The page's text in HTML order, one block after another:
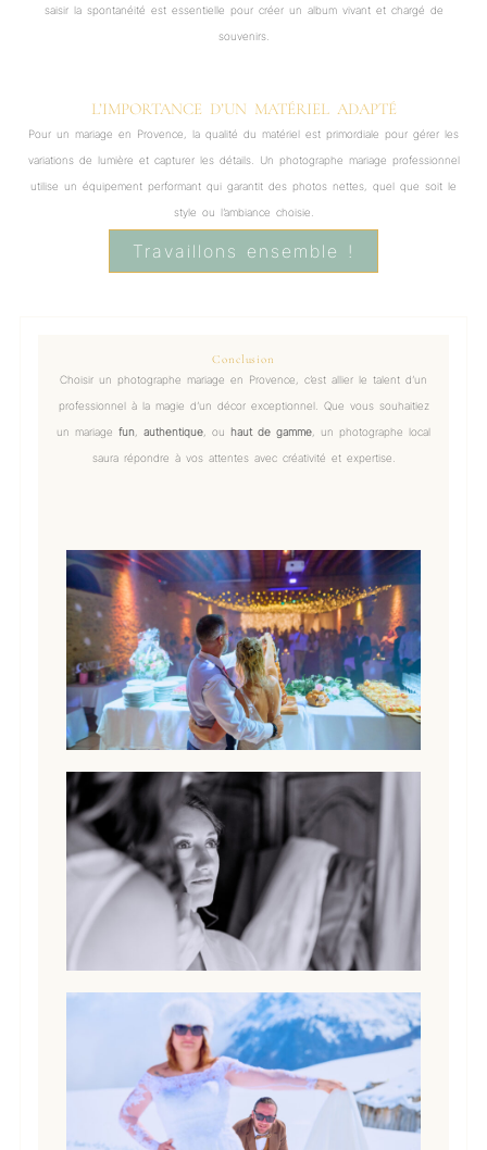
saisir la spontanéité est essentielle pour créer un album vivant et chargé de
souvenirs.
L’IMPORTANCE D’UN MATÉRIEL ADAPTÉ
Pour un mariage en Provence, la qualité du matériel est primordiale pour gérer les
variations de lumière et capturer les détails. Un photographe mariage professionnel
utilise un équipement performant qui garantit des photos nettes, quel que soit le
style ou l’ambiance choisie.
Travaillons ensemble !
Conclusion
Choisir un photographe mariage en Provence, c’est allier le talent d’un
professionnel à la magie d’un décor exceptionnel. Que vous souhaitiez
un mariage fun, authentique, ou haut de gamme, un photographe local
saura répondre à vos attentes avec créativité et expertise.